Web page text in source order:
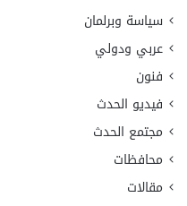
سياسة وبرلمان
عربي ودولي
فنون
فيديو الحدث
مجتمع الحدث
محافظات
مقالات